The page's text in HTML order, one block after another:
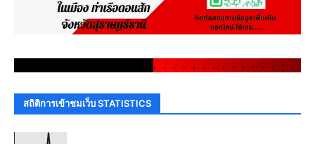
. . . . . . . . . . . . . . .
สถิติการเข้าชมเว็บ STATISTICS